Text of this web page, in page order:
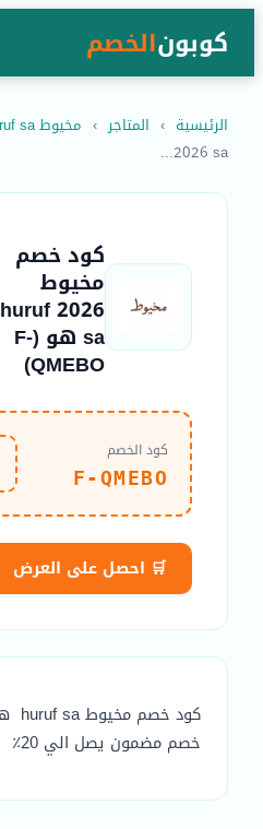
كوبونالخصم
الرئيسية › المتاجر › مخيوط huruf sa
2026 sa...
كود خصم
مخيوط
huruf 2026
sa هو (F-
QMEBO)
كود الخصم
F-QMEBO
🛒 احصل على العرض
خصم مضمون يصل الي 20٪